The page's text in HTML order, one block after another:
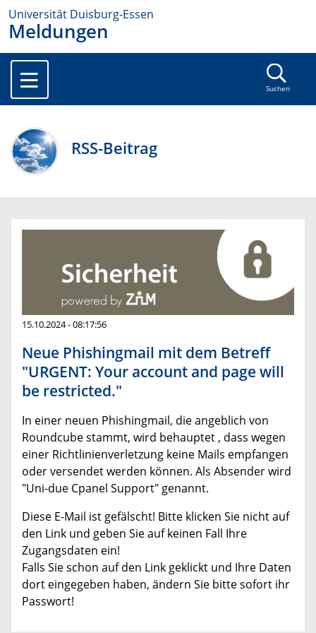
Universität Duisburg-Essen
Meldungen
Suchen
RSS-Beitrag
15.10.2024 - 08:17:56
Neue Phishingmail mit dem Betreff
"URGENT: Your account and page will
be restricted."
In einer neuen Phishingmail, die angeblich von
Roundcube stammt, wird behauptet , dass wegen
einer Richtlinienverletzung keine Mails empfangen
oder versendet werden können. Als Absender wird
"Uni-due Cpanel Support" genannt.
Diese E-Mail ist gefälscht! Bitte klicken Sie nicht auf
den Link und geben Sie auf keinen Fall Ihre
Zugangsdaten ein!
Falls Sie schon auf den Link geklickt und Ihre Daten
dort eingegeben haben, ändern Sie bitte sofort ihr
Passwort!